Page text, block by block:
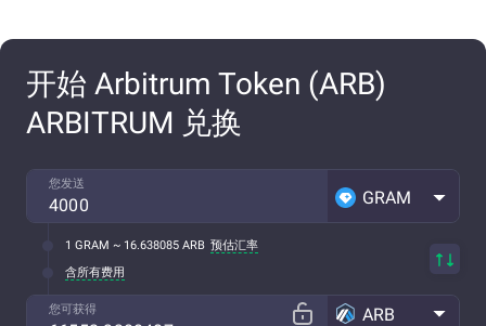
开始 Arbitrum Token (ARB)
ARBITRUM 兑换
您发送
GRAM
1 GRAM ~ 16.638085 ARB 预估汇率
含所有费用
您可获得 ARB